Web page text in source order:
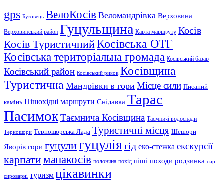
gps Буковець ВелоКосів Веломандрівка Верховина
Верховинський район Гуцульщина Карта маршруту Косів
Косів ТуристичнийКосівська ОТГ
Косівська територіальна громада Косівський базар
Косівський район Косівський ринок Косівщина
Туристична Мандрівки в гори Місце сили Писаний
камінь Пішохідні маршрути Снідавка Тарас
ПасимокТаємнича Косівщина Таємничі водоспади
Терношори Терношорська Лада Туристичні місця Шешори
Яворів гори гуцулигуцуліягід еко-стежка екскурсії
карпатимапакосів полонина похід піші походи родзинка сир
сироварні туризм цікавинки